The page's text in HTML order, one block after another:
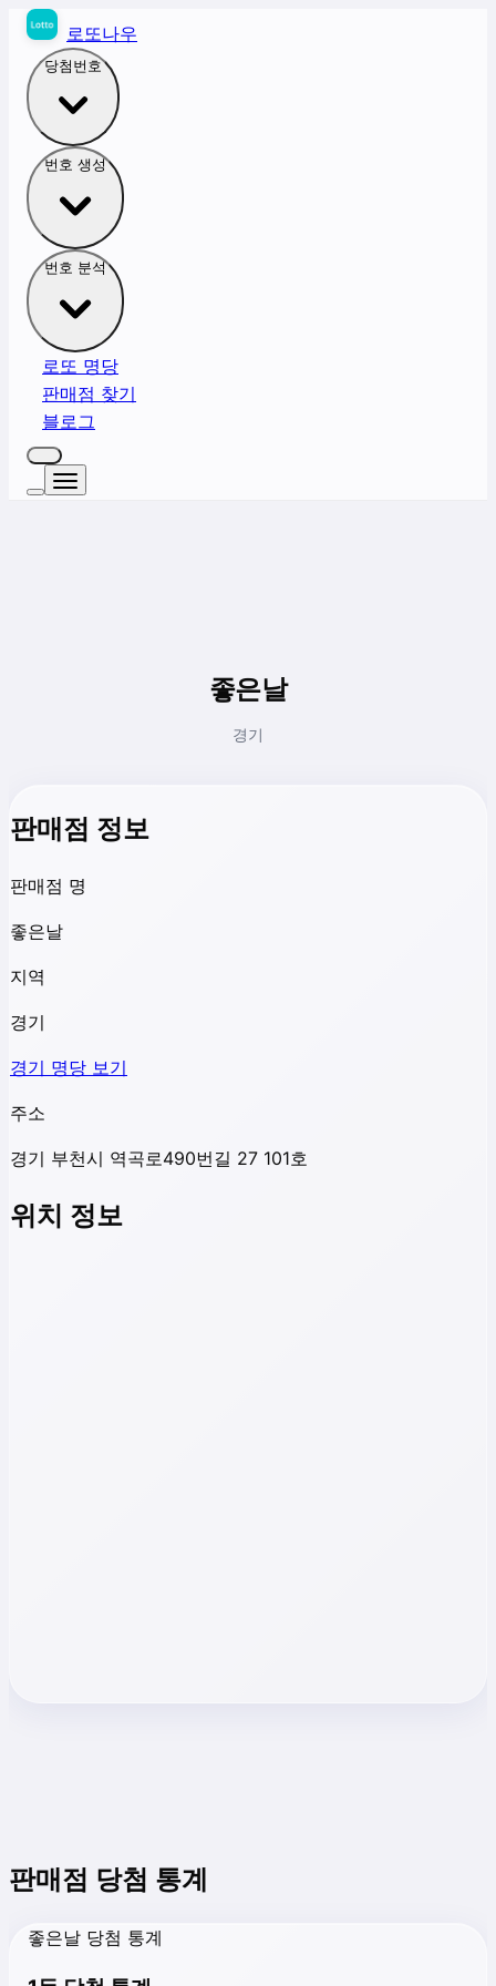
로또나우
당첨번호
번호 생성
번호 분석
로또 명당
판매점 찾기
블로그
좋은날
경기
판매점 정보
판매점 명
좋은날
지역
경기
경기 명당 보기
주소
경기 부천시 역곡로490번길 27 101호
위치 정보
판매점 당첨 통계
좋은날 당첨 통계